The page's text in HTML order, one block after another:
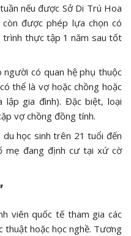
nếu được Sở Di Trú Hoa
được phép lựa chọn có
trình thực tập 1 năm sau tốt
người có quan hệ phụ thuộc
thể là vợ hoặc chồng hoặc
gia đình). Đặc biệt, loại
vợ chồng đồng tính.
du học sinh trên 21 tuổi đến
mẹ đang định cư tại xứ cờ
viên quốc tế tham gia các
thuật hoặc học nghề. Tương